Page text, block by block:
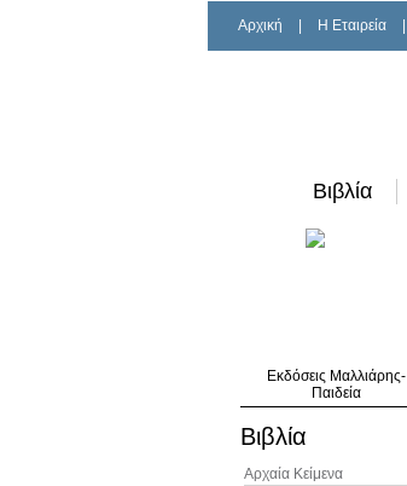
Αρχική H Εταιρεία
Βιβλία
Εκδόσεις Μαλλιάρης-
Παιδεία
Βιβλία
Αρχαία Κείμενα